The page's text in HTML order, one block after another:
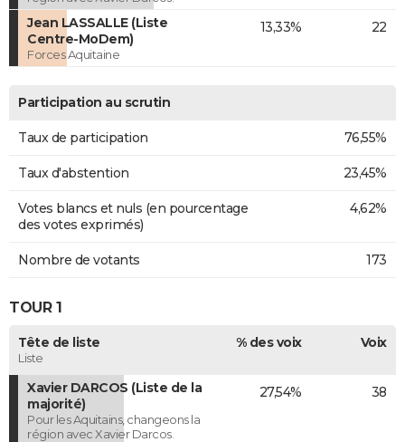
Jean LASSALLE (Liste
Centre-MoDem)
Forces Aquitaine
13,33% 22
Participation au scrutin
Taux de participation 76,55%
Taux d'abstention 23,45%
Votes blancs et nuls (en pourcentage
des votes exprimés)
4,62%
Nombre de votants 173
TOUR 1
Tête de liste
Liste
% des voix Voix
Xavier DARCOS (Liste de la
majorité)
Pour les Aquitains, changeons la
région avec Xavier Darcos.
27,54% 38